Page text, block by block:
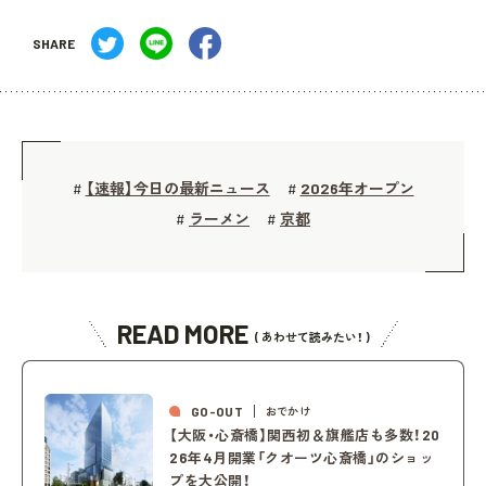
SHARE
# 【速報】今日の最新ニュース # 2026年オープン
# ラーメン # 京都
READ MORE ( あわせて読みたい！ )
GO-OUT おでかけ
【大阪・心斎橋】関西初＆旗艦店も多数！20
26年4月開業「クオーツ心斎橋」のショッ
プを大公開！